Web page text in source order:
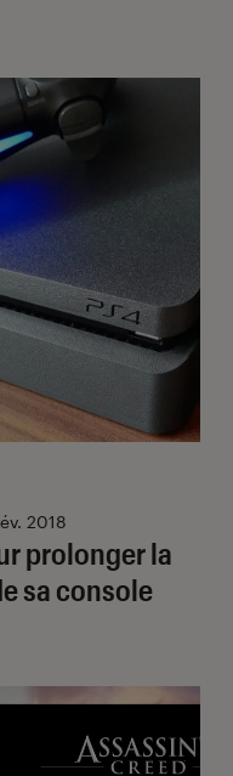
prolonger la
sa console
2018